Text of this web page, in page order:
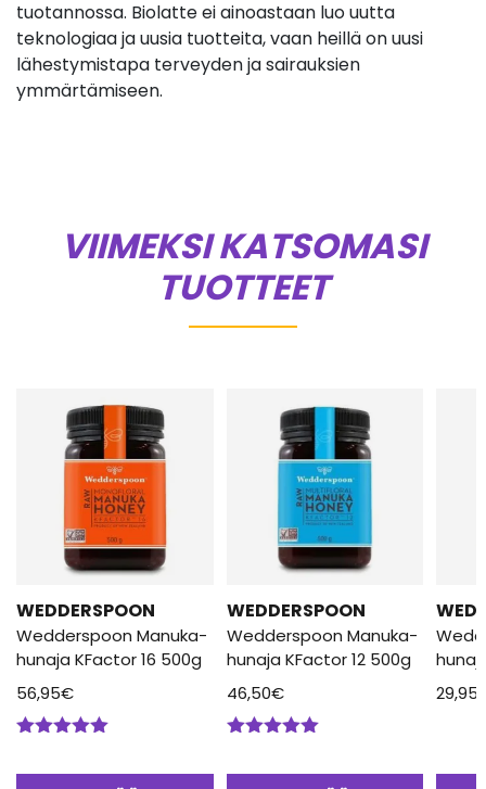
tuotannossa. Biolatte ei ainoastaan luo uutta
teknologiaa ja uusia tuotteita, vaan heillä on uusi
lähestymistapa terveyden ja sairauksien
ymmärtämiseen.
VIIMEKSI KATSOMASI
TUOTTEET
WEDDERSPOON
Wedderspoon Manuka-
hunaja KFactor 16 500g
56,95€
WEDDERSPOON
Wedderspoon Manuka-
hunaja KFactor 12 500g
46,50€
29,95